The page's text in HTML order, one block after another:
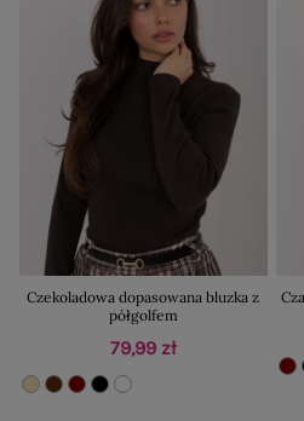
Czekoladowa dopasowana bluzka z
półgolfem
79,99 zł